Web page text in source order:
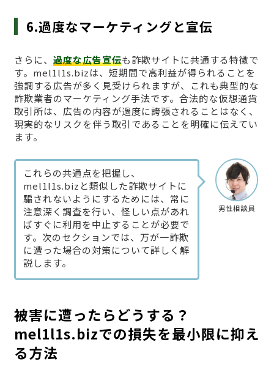
6.過度なマーケティングと宣伝
さらに、 過度な広告宣伝も詐欺サイトに共通する特徴で
す。mel1l1s.bizは、短期間で高利益が得られることを
強調する広告が多く見受けられますが、これも典型的な
詐欺業者のマーケティング手法です。合法的な仮想通貨
取引所は、広告の内容が過度に誇張されることはなく、
現実的なリスクを伴う取引であることを明確に伝えてい
ます。
男性相談員
これらの共通点を把握し、
mel1l1s.bizと類似した詐欺サイトに
騙されないようにするためには、常に
注意深く調査を行い、怪しい点があれ
ばすぐに利用を中止することが必要で
す。次のセクションでは、万が一詐欺
に遭った場合の対策について詳しく解
説します。
被害に遭ったらどうする？
mel1l1s.bizでの損失を最小限に抑え
る方法